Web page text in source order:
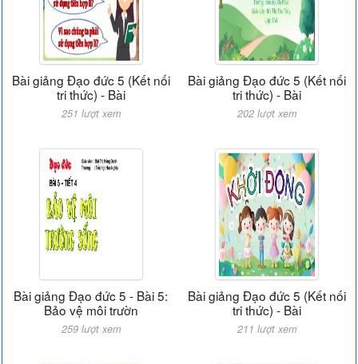
Bài giảng Đạo đức 5 (Kết nối
tri thức) - Bài
251 lượt xem
Bài giảng Đạo đức 5 (Kết nối
tri thức) - Bài
202 lượt xem
Bài giảng Đạo đức 5 - Bài 5:
Bảo vệ môi trườn
259 lượt xem
Bài giảng Đạo đức 5 (Kết nối
tri thức) - Bài
211 lượt xem